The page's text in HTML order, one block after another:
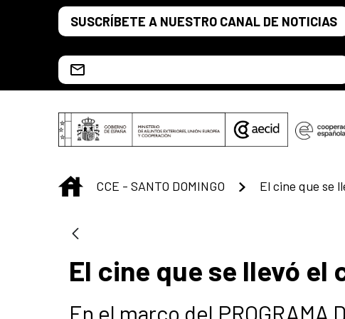
Saltar al contenido principal
SUSCRÍBETE A NUESTRO CANAL DE NOTICIAS
INICIO
CCE - SANTO DOMINGO El cine que se
El cine que se llevó el
En el marco del PROGRAMA